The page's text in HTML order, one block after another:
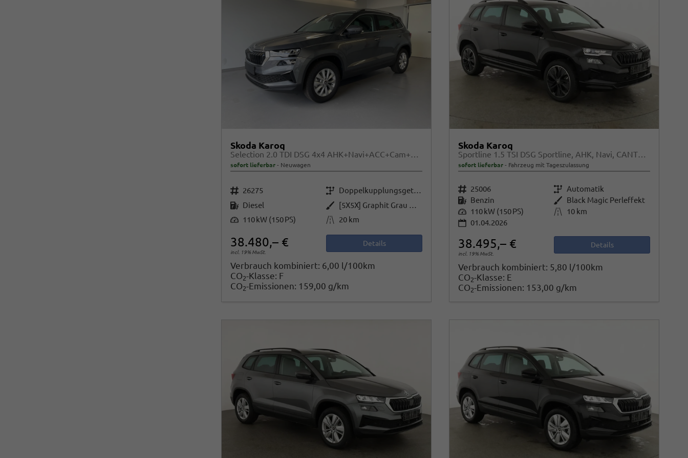
Skoda Karoq
Selection 2.0 TDI DSG 4x4 AHK+Navi+ACC+Cam+Winter+eHeck+Ambiente+Lodge+GV5
sofort lieferbar Neuwagen
Fahrzeugnr. 26275 Getriebe
Doppelkupplungsgetriebe (DSG)
Kraftstoff Diesel Außenfarbe
[5X5X] Graphit Grau Metallic
Leistung 110 kW (150 PS) Kilometerstand 20 km
38.480,– €
incl. 19% MwSt.
Details
Verbrauch kombiniert: 6,00 l/100km
CO2-Klasse: F
CO2-Emissionen: 159,00 g/km
Skoda Karoq
Sportline 1.5 TSI DSG Sportline, AHK, Navi, CANTON, Matrix, AreaView, Side, Kamera, el. Klappe, FS-beheizbar
sofort lieferbar Fahrzeug mit Tageszulassung
Fahrzeugnr. 25006 GetriebeAutomatik
Kraftstoff Benzin Außenfarbe Black Magic Perleffekt
Leistung 110 kW (150 PS) Kilometerstand 10 km
01.04.2026
38.495,– €
incl. 19% MwSt.
Details
Verbrauch kombiniert: 5,80 l/100km
CO2-Klasse: E
CO2-Emissionen: 153,00 g/km